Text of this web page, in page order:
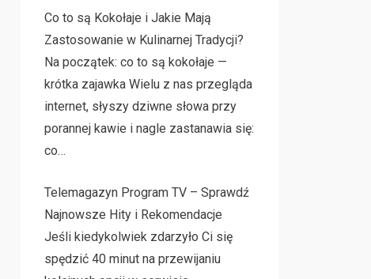
Co to są Kokołaje i Jakie Mają
Zastosowanie w Kulinarnej Tradycji?
Na początek: co to są kokołaje —
krótka zajawka Wielu z nas przegląda
internet, słyszy dziwne słowa przy
porannej kawie i nagle zastanawia się:
co…
Telemagazyn Program TV – Sprawdź
Najnowsze Hity i Rekomendacje
Jeśli kiedykolwiek zdarzyło Ci się
spędzić 40 minut na przewijaniu